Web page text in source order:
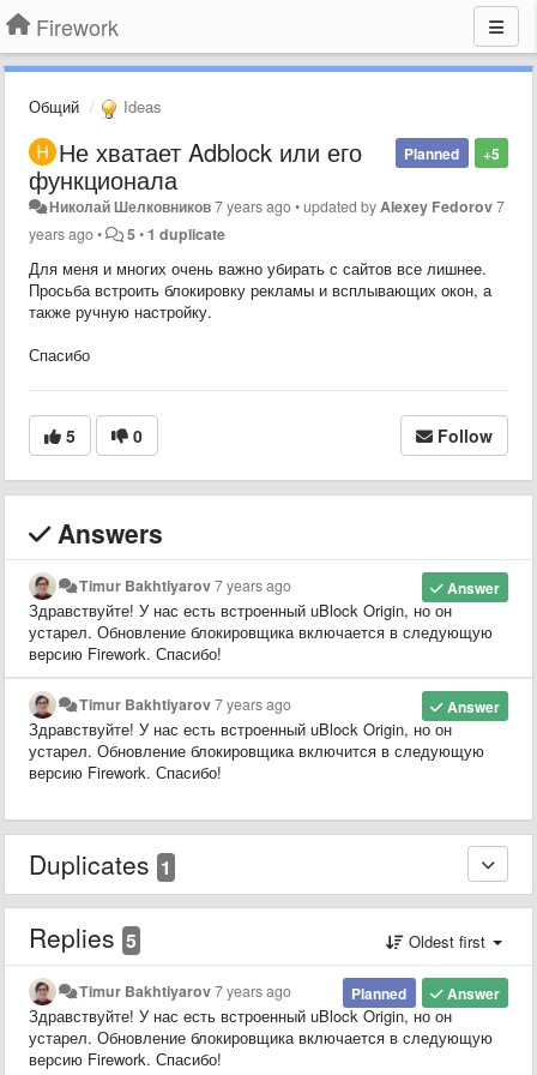
Firework
Общий Ideas
+5
Planned
Не хватает Adblock или его
функционала
Николай Шелковников7 years ago•updated by Alexey Fedorov7
years ago• 5• 1 duplicate
Для меня и многих очень важно убирать с сайтов все лишнее.
Просьба встроить блокировку рекламы и всплывающих окон, а
также ручную настройку.
Спасибо
5 0 Follow
Answers
Answer
Timur Bakhtiyarov7 years ago
Здравствуйте! У нас есть встроенный uBlock Origin, но он
устарел. Обновление блокировщика включается в следующую
версию Firework. Спасибо!
Answer
Timur Bakhtiyarov7 years ago
Здравствуйте! У нас есть встроенный uBlock Origin, но он
устарел. Обновление блокировщика включится в следующую
версию Firework. Спасибо!
Duplicates 1
Replies 5 Oldest first
Answer
Planned
Timur Bakhtiyarov7 years ago
Здравствуйте! У нас есть встроенный uBlock Origin, но он
устарел. Обновление блокировщика включается в следующую
версию Firework. Спасибо!